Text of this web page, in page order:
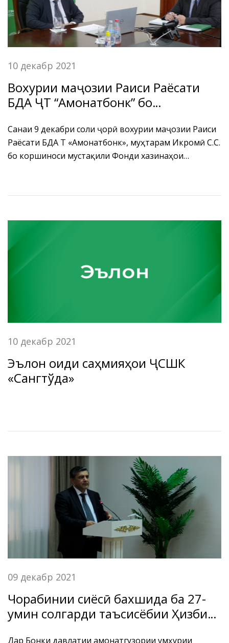
10 декабр 2021
Вохурии маҷозии Раиси Раёсати
БДА ҶТ “Амонатбонк” бо
хазинаҳои амонатгузорӣ оид ба
ҳамкориҳои байналмилалии
Олмон дар Тоҷикистон
Санаи 9 декабри соли ҷорӣ вохурии маҷозии Раиси
Раёсати БДА ҶТ «Амонатбонк», муҳтарам Икромӣ С.С.
бо коршиноси мустақили Фонди хазинаҳои
Хетч баргузор гардид.
10 декабр 2021
Эълон оиди саҳмияҳои ҶСШК
«Сангтўда»
09 декабр 2021
Чорабинии сиёсӣ бахшида ба 27-
умин солгарди таъсисёбии Ҳизби
Дар Бонки давлатии амонатгузории Ҷумҳурии